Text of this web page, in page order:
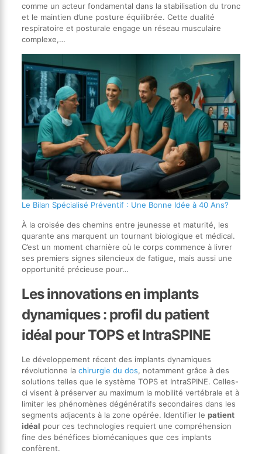
comme un acteur fondamental dans la stabilisation du tronc
et le maintien d’une posture équilibrée. Cette dualité
respiratoire et posturale engage un réseau musculaire
complexe,…
Le Bilan Spécialisé Préventif : Une Bonne Idée à 40 Ans?
À la croisée des chemins entre jeunesse et maturité, les
quarante ans marquent un tournant biologique et médical.
C’est un moment charnière où le corps commence à livrer
ses premiers signes silencieux de fatigue, mais aussi une
opportunité précieuse pour…
Les innovations en implants
dynamiques : profil du patient
idéal pour TOPS et IntraSPINE
Le développement récent des implants dynamiques
révolutionne la chirurgie du dos, notamment grâce à des
solutions telles que le système TOPS et IntraSPINE. Celles-
ci visent à préserver au maximum la mobilité vertébrale et à
limiter les phénomènes dégénératifs secondaires dans les
segments adjacents à la zone opérée. Identifier le patient
idéal pour ces technologies requiert une compréhension
fine des bénéfices biomécaniques que ces implants
confèrent.